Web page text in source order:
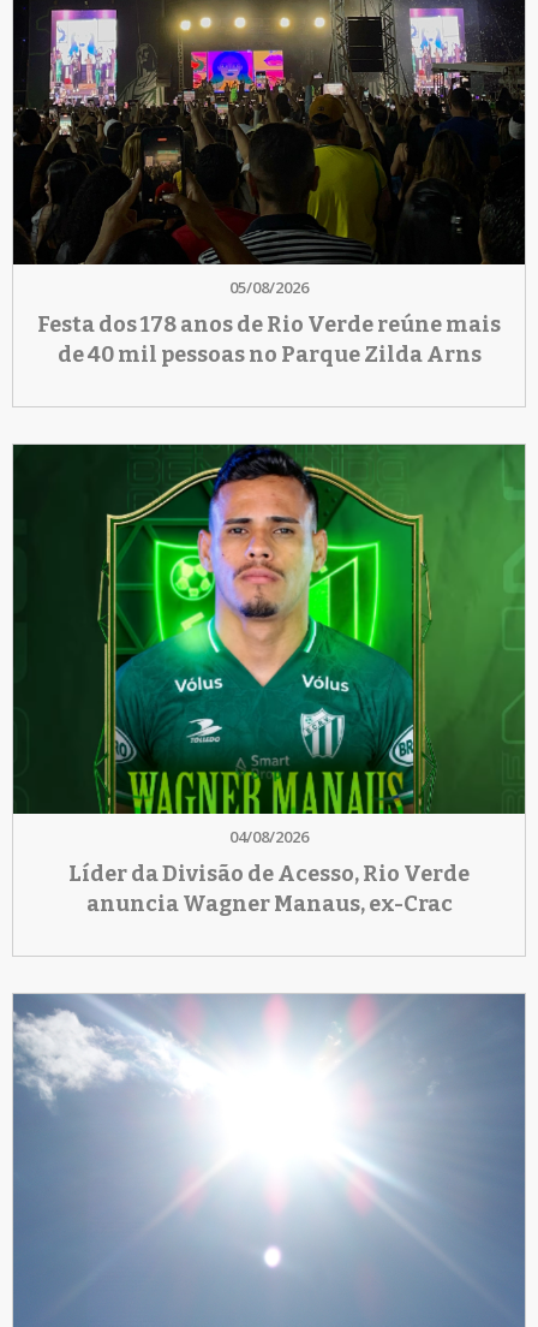
05/08/2026
Festa dos 178 anos de Rio Verde reúne mais
de 40 mil pessoas no Parque Zilda Arns
04/08/2026
Líder da Divisão de Acesso, Rio Verde
anuncia Wagner Manaus, ex-Crac